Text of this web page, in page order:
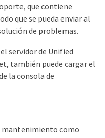
que contiene
que se pueda enviar al
de problemas.
servidor de Unified
también puede cargar el
la consola de
mantenimiento como